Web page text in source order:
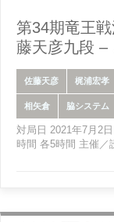
第34期竜王
藤天彦九段
佐藤天彦 梶浦宏孝
相矢倉 脇システム
対局日 2021年7月2
時間 各5時間 主催／